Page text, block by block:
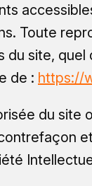
Toute
site,
de : https://
du site